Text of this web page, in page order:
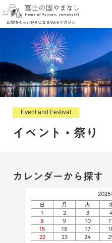
Event and Festival
イベント・祭り
カレンダーから探す
2026
日
月 火
1
2 3
8
9 10
15
16 17
22
23 24